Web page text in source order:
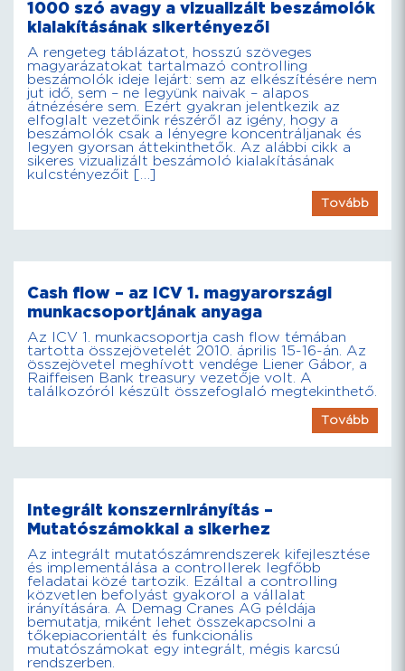
1000 szó avagy a vizualizált beszámolók
kialakításának sikertényezői
A rengeteg táblázatot, hosszú szöveges
magyarázatokat tartalmazó controlling
beszámolók ideje lejárt: sem az elkészítésére nem
jut idő, sem – ne legyünk naivak – alapos
átnézésére sem. Ezért gyakran jelentkezik az
elfoglalt vezetőink részéről az igény, hogy a
beszámolók csak a lényegre koncentráljanak és
legyen gyorsan áttekinthetők. Az alábbi cikk a
sikeres vizualizált beszámoló kialakításának
kulcstényezőit […]
Tovább
Cash flow – az ICV 1. magyarországi
munkacsoportjának anyaga
Az ICV 1. munkacsoportja cash flow témában
tartotta összejövetelét 2010. április 15-16-án. Az
összejövetel meghívott vendége Liener Gábor, a
Raiffeisen Bank treasury vezetője volt. A
találkozóról készült összefoglaló megtekinthető.
Tovább
Integrált konszernirányítás –
Mutatószámokkal a sikerhez
Az integrált mutatószámrendszerek kifejlesztése
és implementálása a controllerek legfőbb
feladatai közé tartozik. Ezáltal a controlling
közvetlen befolyást gyakorol a vállalat
irányítására. A Demag Cranes AG példája
bemutatja, miként lehet összekapcsolni a
tőkepiacorientált és funkcionális
mutatószámokat egy integrált, mégis karcsú
rendszerben.